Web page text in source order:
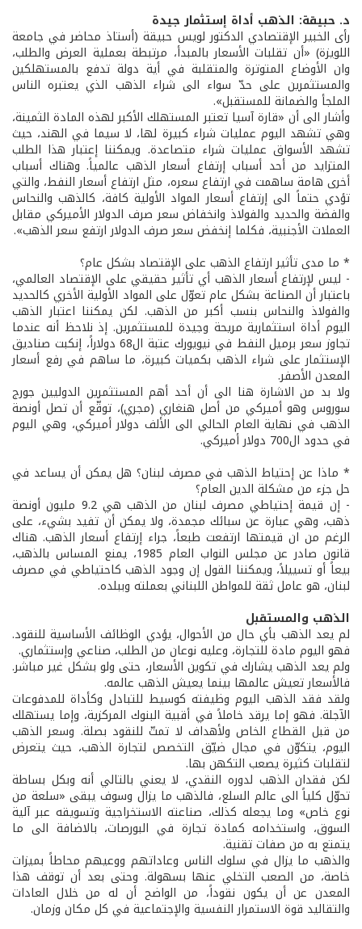
د. حبيقة: الذهب أداة إستثمار جيدة
رأى الخبير الإقتصادي الدكتور لويس حبيقة (أستاذ محاضر في جامعة
اللويزة) «أن تقلبات الأسعار بالمبدأ، مرتبطة بعملية العرض والطلب،
وان الأوضاع المتوترة والمتقلبة في أية دولة تدفع بالمستهلكين
والمستثمرين على حدّ سواء الى شراء الذهب الذي يعتبره الناس
الملجأ والضمانة للمستقبل».
وأشار الى أن «قارة آسيا تعتبر المستهلك الأكبر لهذه المادة الثمينة،
وهي تشهد اليوم عمليات شراء كبيرة لها، لا سيما في الهند، حيث
تشهد الأسواق عمليات شراء متصاعدة. ويمكننا إعتبار هذا الطلب
المتزايد من أحد أسباب إرتفاع أسعار الذهب عالمياً. وهناك أسباب
أخرى هامة ساهمت في ارتفاع سعره، مثل ارتفاع أسعار النفط، والتي
تؤدي حتماً الى إرتفاع أسعار المواد الأولية كافة، كالذهب والنحاس
والفضة والحديد والفولاذ وانخفاض سعر صرف الدولار الأميركي مقابل
العملات الأجنبية، فكلما إنخفض سعر صرف الدولار ارتفع سعر الذهب».
* ما مدى تأثير ارتفاع الذهب على الإقتصاد بشكل عام؟
- ليس لإرتفاع أسعار الذهب أي تأثير حقيقي على الإقتصاد العالمي،
باعتبار أن الصناعة بشكل عام تعوّل على المواد الأولية الأخري كالحديد
والفولاذ والنحاس بنسب أكبر من الذهب. لكن يمكننا اعتبار الذهب
اليوم أداة استثمارية مريحة وجيدة للمستثمرين. إذ نلاحظ أنه عندما
تجاوز سعر برميل النفط في نيويورك عتبة ال68 دولاراً، إنكبت صناديق
الإستثمار على شراء الذهب بكميات كبيرة، ما ساهم في رفع أسعار
المعدن الأصفر.
ولا بد من الاشارة هنا الى أن أحد أهم المستثمرين الدوليين جورج
سوروس وهو أميركي من أصل هنغاري (مجري)، توقّع أن تصل أونصة
الذهب في نهاية العام الحالي الى الألف دولار أميركي، وهي اليوم
في حدود ال700 دولار أميركي.
* ماذا عن إحتياط الذهب في مصرف لبنان؟ هل يمكن أن يساعد في
حل جزء من مشكلة الدين العام؟
- إن قيمة إحتياطي مصرف لبنان من الذهب هي 9.2 مليون أونصة
ذهب، وهي عبارة عن سبائك مجمدة، ولا يمكن أن تفيد بشيء، على
الرغم من ان قيمتها ارتفعت طبعاً، جراء إرتفاع أسعار الذهب. هناك
قانون صادر عن مجلس النواب العام 1985، يمنع المساس بالذهب،
بيعاً أو تسييلاً، ويمكننا القول إن وجود الذهب كاحتياطي في مصرف
لبنان، هو عامل ثقة للمواطن اللبناني بعملته وببلده.
الذهب والمستقبل
لم يعد الذهب بأي حال من الأحوال، يؤدي الوظائف الأساسية للنقود.
فهو اليوم مادة للتجارة، وعليه نوعان من الطلب، صناعي وإستثماري.
ولم يعد الذهب يشارك في تكوين الأسعار، حتى ولو بشكل غير مباشر.
فالأسعار تعيش عالمها بينما يعيش الذهب عالمه.
ولقد فقد الذهب اليوم وظيفته كوسيط للتبادل وكأداة للمدفوعات
الآجلة. فهو إما يرقد خاملاً في أقبية البنوك المركزية، وإما يستهلك
من قبل القطاع الخاص ولأهداف لا تمتّ للنقود بصلة. وسعر الذهب
اليوم، يتكوّن في مجال ضيّق التخصص لتجارة الذهب، حيث يتعرض
لتقلبات كثيرة يصعب التكهن بها.
لكن فقدان الذهب لدوره النقدي، لا يعني بالتالي أنه وبكل بساطة
تحوّل كلياً الى عالم السلع، فالذهب ما يزال وسوف يبقى «سلعة من
نوع خاص» وما يجعله كذلك، صناعته الاستخراجية وتسويقه عبر آلية
السوق، واستخدامه كمادة تجارة في البورصات، بالاضافة الى ما
يتمتع به من صفات تقنية.
والذهب ما يزال في سلوك الناس وعاداتهم ووعيهم محاطاً بميزات
خاصة، من الصعب التخلي عنها بسهولة. وحتى بعد أن توقف هذا
المعدن عن أن يكون نقوداً، من الواضح أن له من خلال العادات
والتقاليد قوة الاستمرار النفسية والإجتماعية في كل مكان وزمان.